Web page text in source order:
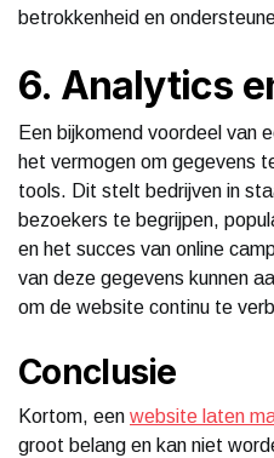
betrokkenheid en
6. Analytics
Een bijkomend voordeel van
het vermogen om gegevens
tools. Dit stelt bedrijven in
bezoekers te begrijpen,
en het succes van online
van deze gegevens kunnen
om de website continu te
Conclusie
Kortom, een website laten
groot belang en kan niet